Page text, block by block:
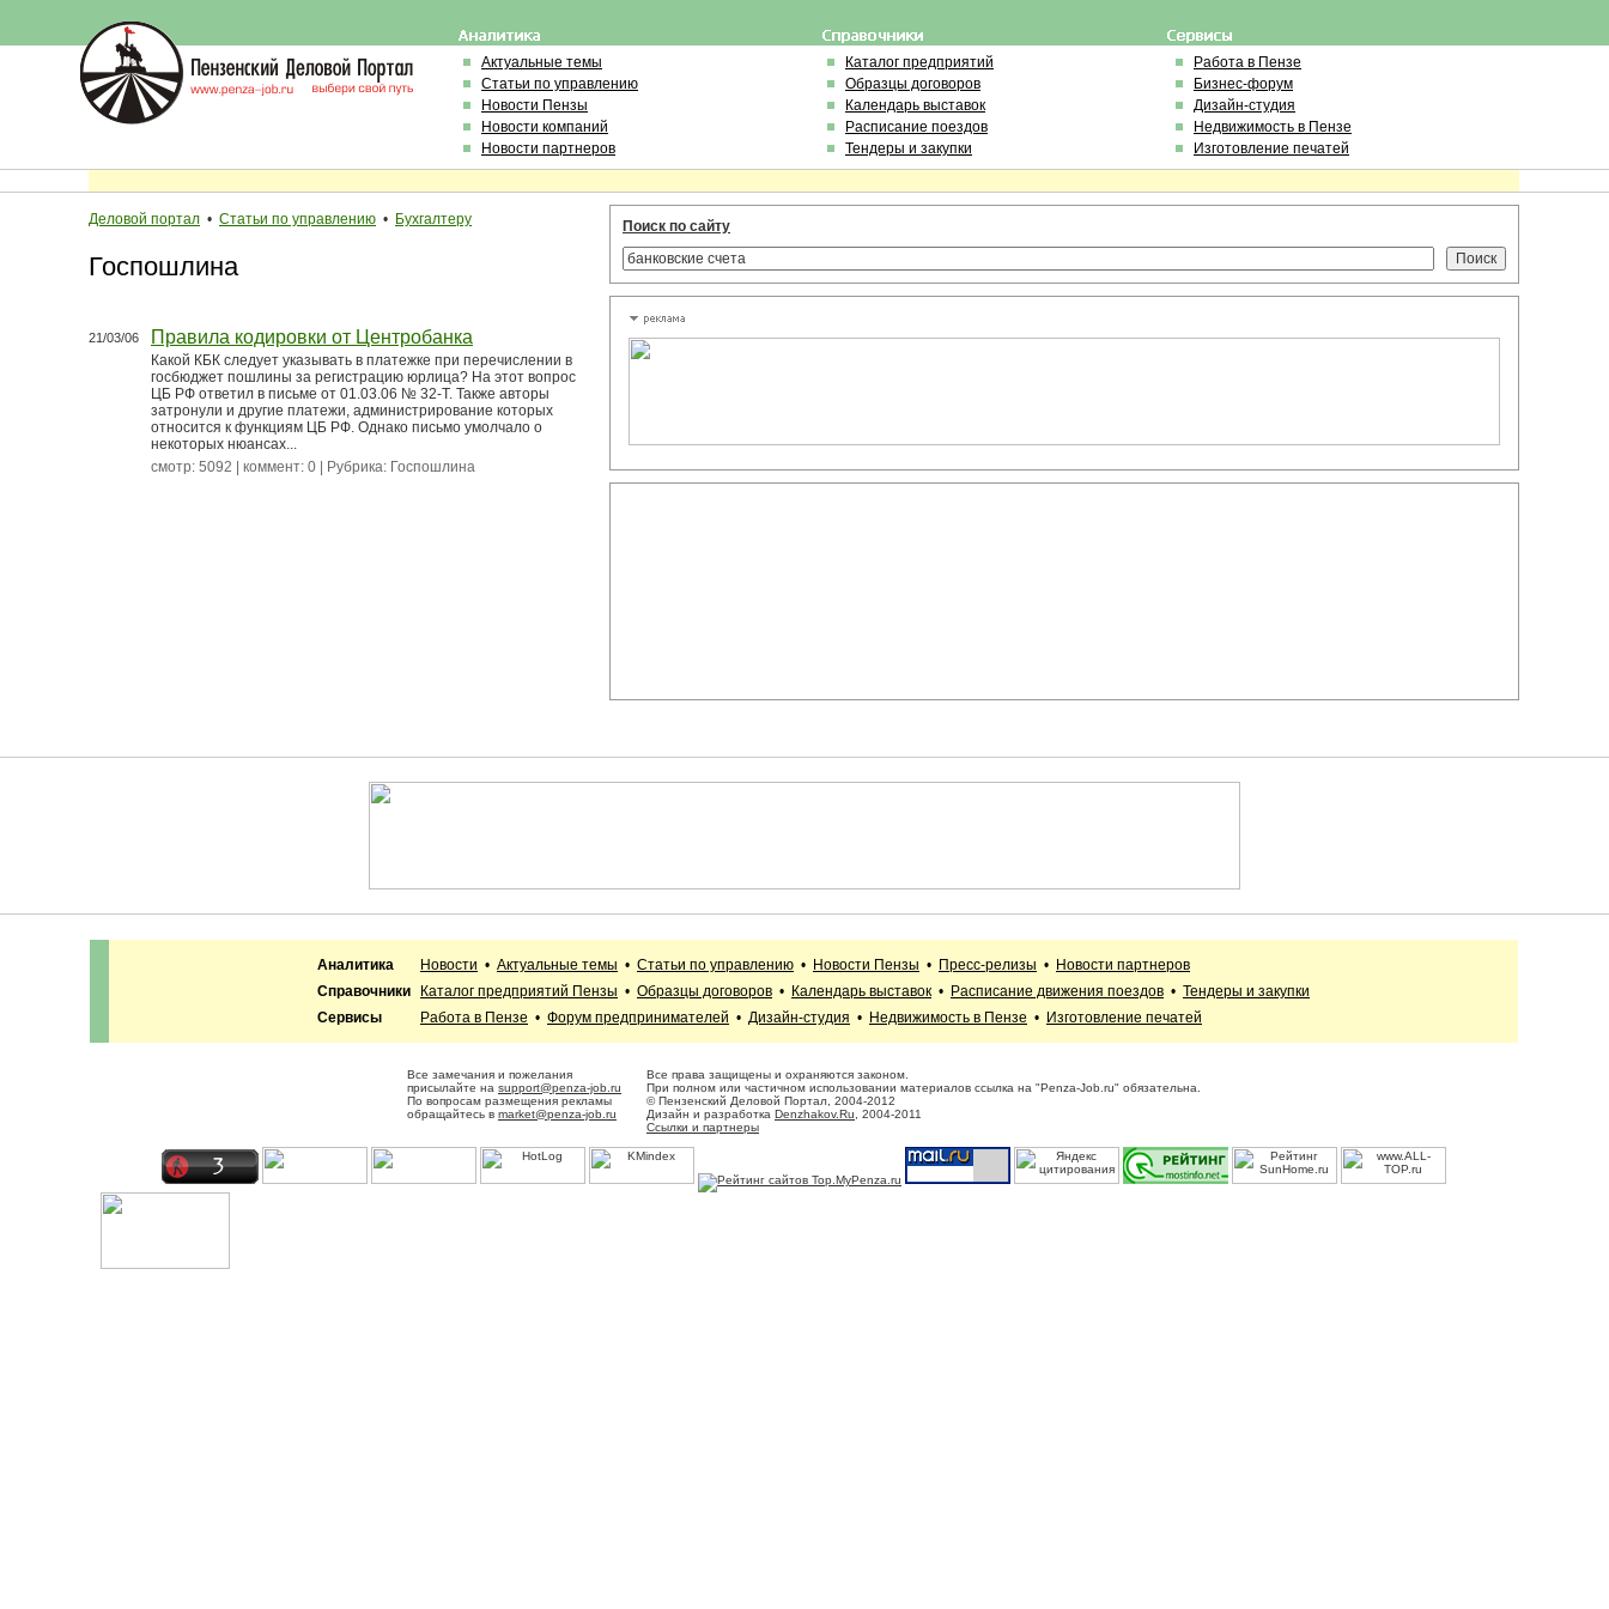
Актуальные темы
Статьи по управлению
Новости Пензы
Новости компаний
Новости партнеров
Каталог предприятий
Образцы договоров
Календарь выставок
Расписание поездов
Тендеры и закупки
Работа в Пензе
Бизнес-форум
Дизайн-студия
Недвижимость в Пензе
Изготовление печатей
Деловой портал • Статьи по управлению • Бухгалтеру
Госпошлина
21/03/06 Правила кодировки от Центробанка
Какой КБК следует указывать в платежке при перечислении в
госбюджет пошлины за регистрацию юрлица? На этот вопрос
ЦБ РФ ответил в письме от 01.03.06 № 32-Т. Также авторы
затронули и другие платежи, администрирование которых
относится к функциям ЦБ РФ. Однако письмо умолчало о
некоторых нюансах...
смотр: 5092 | коммент: 0 | Рубрика: Госпошлина
Поиск по сайту
Аналитика Новости • Актуальные темы • Статьи по управлению • Новости Пензы • Пресс-релизы • Новости партнеров
Справочники
Каталог предприятий Пензы • Образцы договоров • Календарь выставок • Расписание движения поездов • Тендеры и закупки
Сервисы
Работа в Пензе • Форум предпринимателей • Дизайн-студия • Недвижимость в Пензе • Изготовление печатей
Все замечания и пожелания
присылайте на support@penza-job.ru
По вопросам размещения рекламы
обращайтесь в market@penza-job.ru
Все права защищены и охраняются законом.
При полном или частичном использовании материалов ссылка на "Penza-Job.ru" обязательна.
© Пензенский Деловой Портал, 2004-2012
Дизайн и разработка Denzhakov.Ru , 2004-2011
Ссылки и партнеры